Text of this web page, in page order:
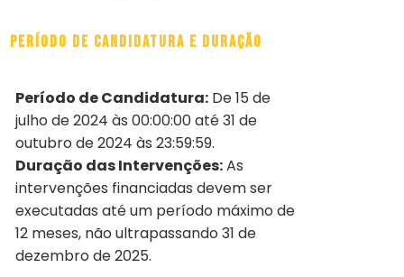
Período de candidatura e duração
Período de Candidatura:De 15 de
julho de 2024 às 00:00:00 até 31 de
outubro de 2024 às 23:59:59.
Duração das Intervenções:As
intervenções financiadas devem ser
executadas até um período máximo de
12 meses, não ultrapassando 31 de
dezembro de 2025.